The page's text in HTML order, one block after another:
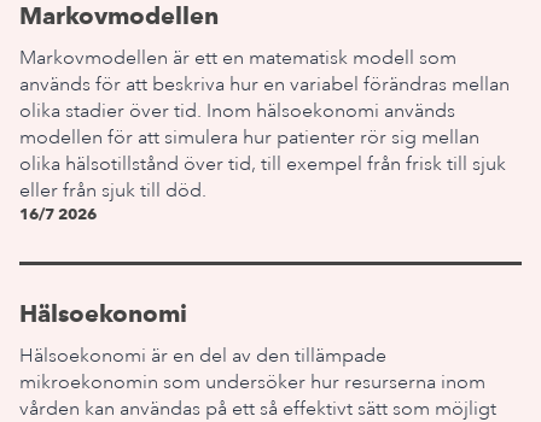
Markovmodellen
Markovmodellen är ett en matematisk modell som
används för att beskriva hur en variabel förändras mellan
olika stadier över tid. Inom hälsoekonomi används
modellen för att simulera hur patienter rör sig mellan
olika hälsotillstånd över tid, till exempel från frisk till sjuk
eller från sjuk till död.
16/7 2026
Hälsoekonomi
Hälsoekonomi är en del av den tillämpade
mikroekonomin som undersöker hur resurserna inom
vården kan användas på ett så effektivt sätt som möjligt